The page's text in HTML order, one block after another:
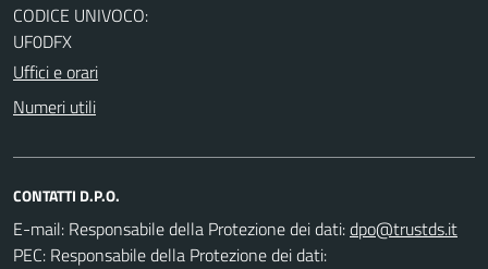
CODICE UNIVOCO:
UF0DFX
Uffici e orari
Numeri utili
CONTATTI D.P.O.
E-mail: Responsabile della Protezione dei dati:
PEC: Responsabile della Protezione dei dati: